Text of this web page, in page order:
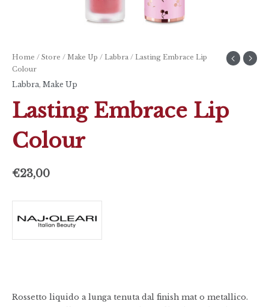
Home / Store / Make Up / Labbra / Lasting Embrace Lip
Colour
Labbra, Make Up
Lasting Embrace Lip
Colour
€23,00
Rossetto liquido a lunga tenuta dal finish mat o metallico.